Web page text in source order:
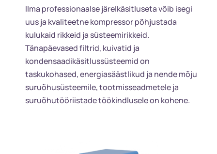
Ilma professionaalse järelkäsitluseta võib isegi
uus ja kvaliteetne kompressor põhjustada
kulukaid rikkeid ja süsteemirikkeid.
Tänapäevased filtrid, kuivatid ja
kondensaadikäsitlussüsteemid on
taskukohased, energiasäästlikud ja nende mõju
suruõhusüsteemile, tootmisseadmetele ja
suruõhutööriistade töökindlusele on kohene.